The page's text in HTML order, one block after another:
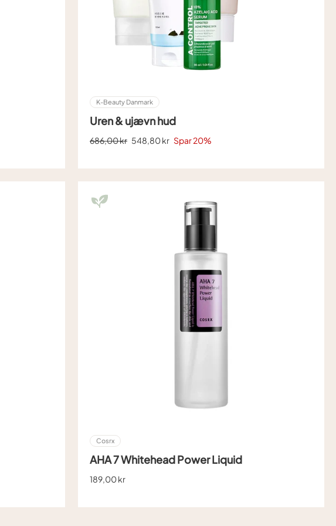
K-Beauty Danmark
Uren & ujævn hud
Normal
686,00 kr Tilbudspris
548,80 kr Spar 20%
Cosrx
AHA 7 Whitehead Power Liquid
189,00 kr